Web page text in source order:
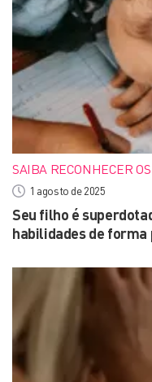
SAIBA RECONHECER
1 agosto de 2025
Seu filho é
habilidades de forma